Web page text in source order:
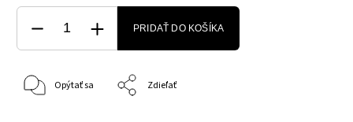
PRIDAŤ DO KOŠÍKA
Opýtať sa Zdieľať